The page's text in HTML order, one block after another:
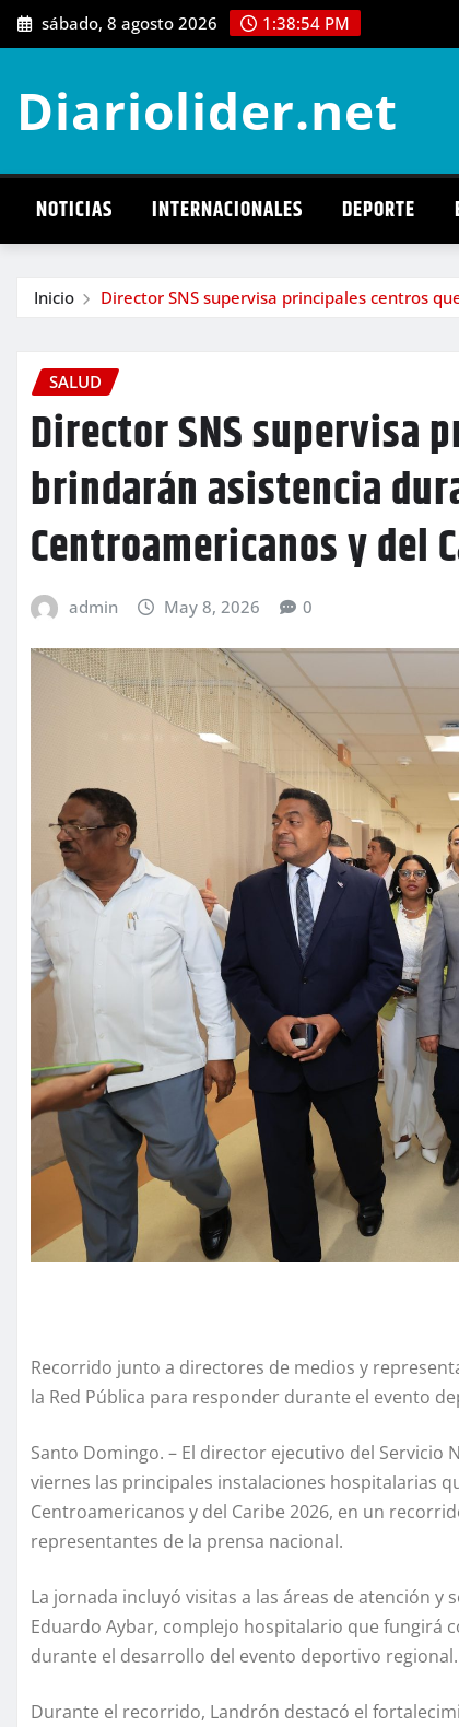
Saltar
al
sábado, 8 agosto 2026 1:38:56 PM
Diariolider.net
NOTICIAS INTERNACIONALES DEPORTE
Inicio Director SNS supervisa principales centros
SALUD
Director SNS supervisa
brindarán asistencia
Centroamericanos y del
admin May 8, 2026 0
Recorrido junto a directores de medios y
la Red Pública para responder durante el evento
Santo Domingo. – El director ejecutivo del Servicio
viernes las principales instalaciones hospitalarias
Centroamericanos y del Caribe 2026, en un
representantes de la prensa nacional.
La jornada incluyó visitas a las áreas de atención y
Eduardo Aybar, complejo hospitalario que fungirá
durante el desarrollo del evento deportivo regional.
Durante el recorrido, Landrón destacó el